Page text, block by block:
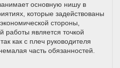
основную нишу в
которые задействованы
стороны,
работы является точкой
как с плеч руководителя
часть обязанностей.